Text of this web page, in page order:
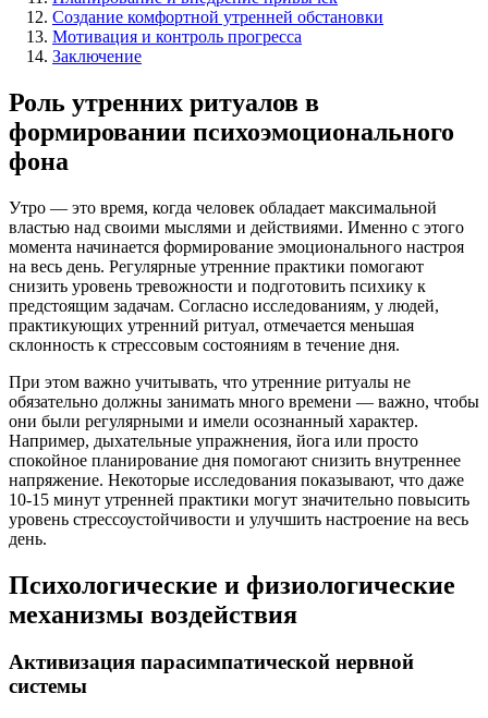
Создание комфортной утренней обстановки
Мотивация и контроль прогресса
Заключение
Роль утренних ритуалов в
формировании психоэмоционального
фона
Утро — это время, когда человек обладает максимальной
властью над своими мыслями и действиями. Именно с этого
момента начинается формирование эмоционального настроя
на весь день. Регулярные утренние практики помогают
снизить уровень тревожности и подготовить психику к
предстоящим задачам. Согласно исследованиям, у людей,
практикующих утренний ритуал, отмечается меньшая
склонность к стрессовым состояниям в течение дня.
При этом важно учитывать, что утренние ритуалы не
обязательно должны занимать много времени — важно, чтобы
они были регулярными и имели осознанный характер.
Например, дыхательные упражнения, йога или просто
спокойное планирование дня помогают снизить внутреннее
напряжение. Некоторые исследования показывают, что даже
10-15 минут утренней практики могут значительно повысить
уровень стрессоустойчивости и улучшить настроение на весь
день.
Психологические и физиологические
механизмы воздействия
Активизация парасимпатической нервной
системы